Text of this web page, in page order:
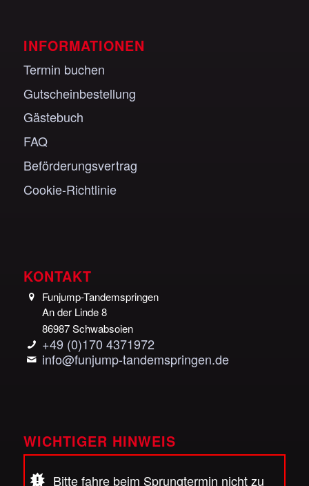
INFORMATIONEN
Termin buchen
Gutscheinbestellung
Gästebuch
FAQ
Beförderungsvertrag
Cookie-Richtlinie
KONTAKT
Funjump-Tandemspringen
An der Linde 8
86987 Schwabsoien
+49 (0)170 4371972
info@funjump-tandemspringen.de
WICHTIGER HINWEIS
Bitte fahre beim Sprungtermin nicht zu